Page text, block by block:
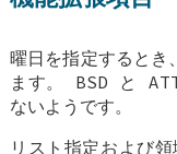
曜日を指定すると
ます。 BSD と
ないようです。
リスト指定および